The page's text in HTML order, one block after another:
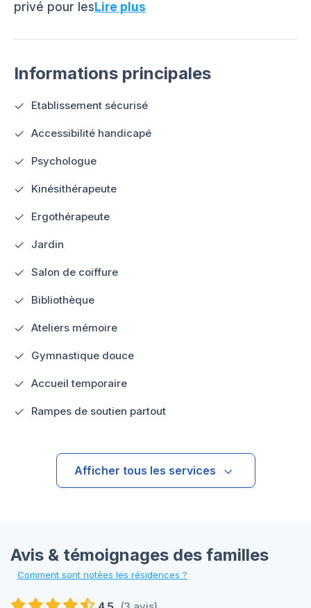
privé pour lesLire plus
Informations principales
Etablissement sécurisé
Accessibilité handicapé
Psychologue
Kinésithérapeute
Ergothérapeute
Jardin
Salon de coiffure
Bibliothèque
Ateliers mémoire
Gymnastique douce
Accueil temporaire
Rampes de soutien partout
Afficher tous les services
Avis & témoignages des familles
Comment sont notées les résidences ?